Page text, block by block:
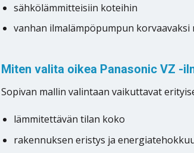
sähkölämmitteisiin koteihin
vanhan ilmalämpöpumpun korvaavaksi
Miten valita oikea Panasonic VZ -
Sopivan mallin valintaan vaikuttavat
lämmitettävän tilan koko
rakennuksen eristys ja